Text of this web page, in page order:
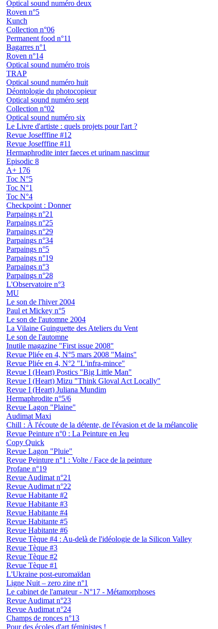
Optical sound numéro deux
Roven n°5
Kunch
Collection n°06
Permanent food n°11
Bagarres n°1
Roven n°14
Optical sound numéro trois
TRAP
Optical sound numéro huit
Déontologie du photocopieur
Optical sound numéro sept
Collection n°02
Optical sound numéro six
Le Livre d'artiste : quels projets pour l'art ?
Revue Josefffine #12
Revue Josefffine #11
Hermaphrodite inter faeces et urinam nascimur
Episodic 8
A+ 176
Toc N°5
Toc N°1
Toc N°4
Checkpoint : Donner
Parpaings n°21
Parpaings n°25
Parpaings n°29
Parpaings n°34
Parpaings n°5
Parpaings n°19
Parpaings n°3
Parpaings n°28
L'Observatoire n°3
MU
Le son de l'hiver 2004
Paul et Mickey n°5
Le son de l'automne 2004
La Vilaine Guinguette des Ateliers du Vent
Le son de l'automne
Inutile magazine "First issue 2008"
Revue Pliée en 4, N°5 mars 2008 "Mains"
Revue Pliée en 4, N°2 "L'infra-mince"
Revue I (Heart) Postics "Big Little Man"
Revue I (Heart) Mizu "Think Gloval Act Locally"
Revue I (Heart) Juliana Mundim
Hermaphrodite n°5/6
Revue Lagon "Plaine"
Audimat Maxi
Chill : À l'écoute de la détente, de l'évasion et de la mélancolie
Revue Peinture n°0 : La Peinture en Jeu
Copy Quick
Revue Lagon "Pluie"
Revue Peinture n°1 : Volte / Face de la peinture
Profane n°19
Revue Audimat n°21
Revue Audimat n°22
Revue Habitante #2
Revue Habitante #3
Revue Habitante #4
Revue Habitante #5
Revue Habitante #6
Revue Tèque #4 : Au-delà de l'idéologie de la Silicon Valley
Revue Tèque #3
Revue Tèque #2
Revue Tèque #1
L'Ukraine post-euromaïdan
Ligne Nuit – zero zine n°1
Le cabinet de l'amateur - N°17 - Métamorphoses
Revue Audimat n°23
Revue Audimat n°24
Champs de ronces n°13
Pour des écoles d'art féministes !